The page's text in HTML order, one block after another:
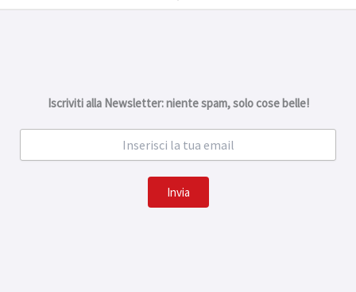
Iscriviti alla Newsletter: niente spam, solo cose belle!
Invia